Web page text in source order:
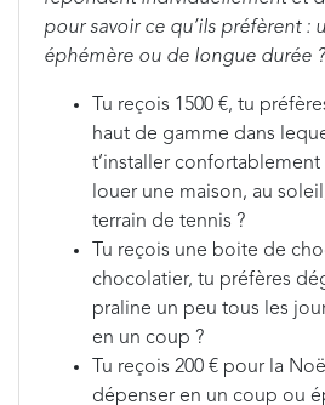
pour savoir ce qu’ils préfèrent :
éphémère ou de longue durée ?
Tu reçois 1500 €, tu
haut de gamme dans
t’installer confortablement
louer une maison, au
terrain de tennis ?
Tu reçois une boite de
chocolatier, tu préfères
praline un peu tous les
en un coup ?
Tu reçois 200 € pour la
dépenser en un coup ou